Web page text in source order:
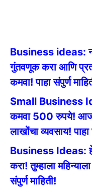
Business ideas: ना
गुंतवणूक करा आणि
कमवा! पाहा संपुर्ण
Small Business
कमवा 500 रुपये!
लाखोंचा व्यवसाय! पाहा
Business Ideas:
करा! तुम्हाला
संपुर्ण माहिती!